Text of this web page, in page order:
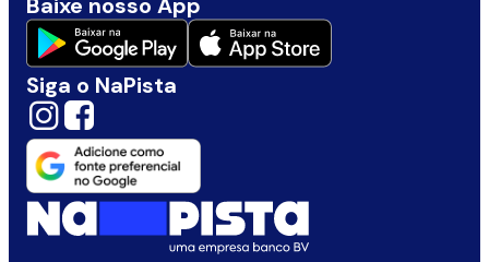
Baixe nosso App
Siga o NaPista